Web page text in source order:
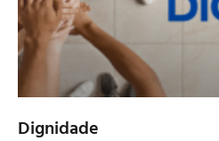
Dignidade